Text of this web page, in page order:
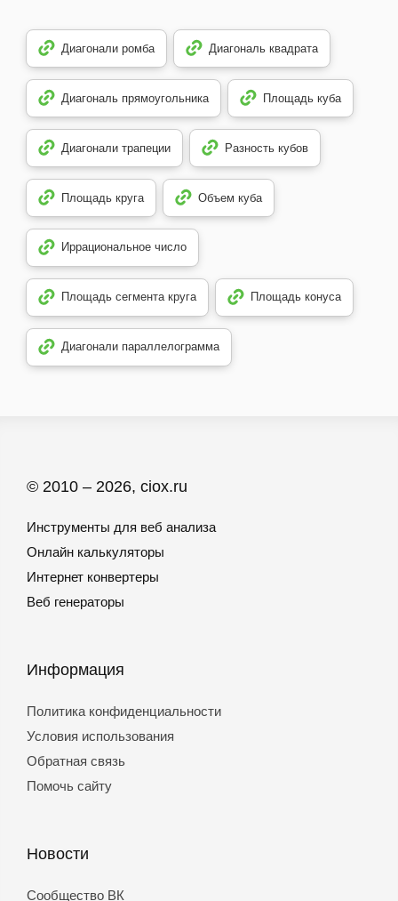
Диагонали ромба Диагональ квадрата
Диагональ прямоугольника Площадь куба
Диагонали трапеции Разность кубов
Площадь круга Объем куба
Иррациональное число
Площадь сегмента круга Площадь конуса
Диагонали параллелограмма
© 2010 – 2026, ciox.ru
Инструменты для веб анализа
Онлайн калькуляторы
Интернет конвертеры
Веб генераторы
Информация
Политика конфиденциальности
Условия использования
Обратная связь
Помочь сайту
Новости
Сообщество ВК